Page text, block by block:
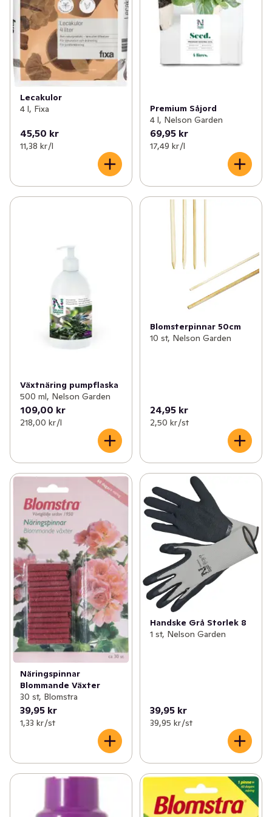
Lecakulor
4 l, Fixa
45,50 kr
11,38 kr /l
Premium Såjord
4 l, Nelson Garden
69,95 kr
17,49 kr /l
Växtnäring pumpflaska
500 ml, Nelson Garden
109,00 kr
218,00 kr /l
Blomsterpinnar 50cm
10 st, Nelson Garden
24,95 kr
2,50 kr /st
Näringspinnar
Blommande Växter
30 st, Blomstra
39,95 kr
1,33 kr /st
Handske Grå Storlek 8
1 st, Nelson Garden
39,95 kr
39,95 kr /st